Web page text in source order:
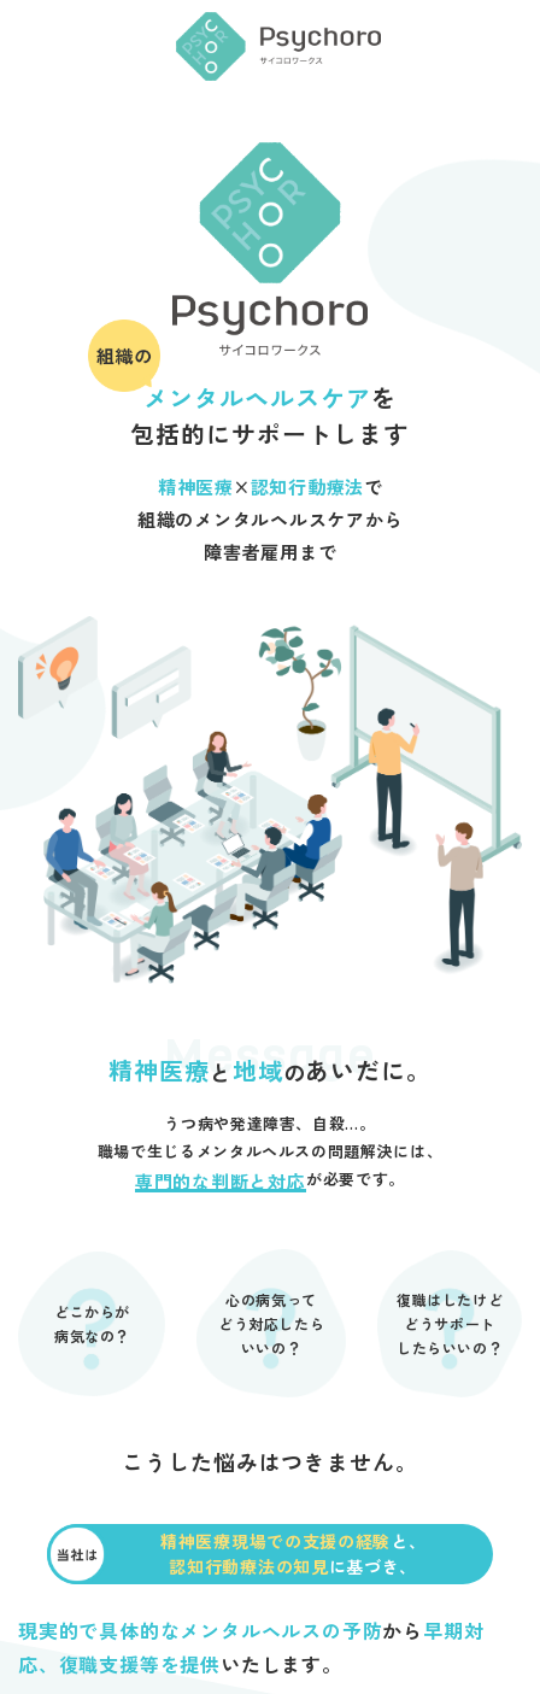
メンタルヘルスケアを
包括的にサポートします
精神医療×認知行動療法で
組織のメンタルヘルスケアから
障害者雇用まで
精神医療と 地域のあいだに。
Message
うつ病や発達障害、自殺…。
職場で生じるメンタルヘルスの問題解決には、
専門的な判断と対応が必要です。
どこからが
病気なの？
心の病気って
どう対応したら
いいの？
復職はしたけど
どうサポート
したらいいの？
こうした悩みはつきません。
精神医療現場での支援の経験 と、
認知行動療法の知見に基づき、
現実的で具体的なメンタルヘルスの予防から 早期対
応、 ​​​​​​​復職支援等を提供いたします。